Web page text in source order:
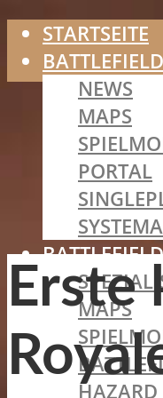
STARTSEITE
NEWS
MAPS
PORTAL
MAPS